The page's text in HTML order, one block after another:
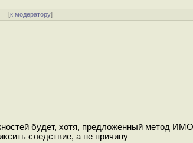
[к модератору]
будет, хотя, предложенный метод
следствие, а не причину